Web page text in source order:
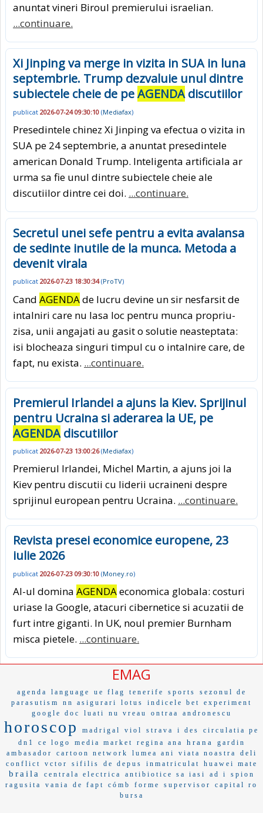
anuntat vineri Biroul premierului israelian.
...continuare.
Xi Jinping va merge in vizita in SUA in luna
septembrie. Trump dezvaluie unul dintre
subiectele cheie de peAGENDAdiscutiilor
publicat 2026-07-24 09:30:10 (Mediafax)
Presedintele chinez Xi Jinping va efectua o vizita in
SUA pe 24 septembrie, a anuntat presedintele
american Donald Trump. Inteligenta artificiala ar
urma sa fie unul dintre subiectele cheie ale
discutiilor dintre cei doi. ...continuare.
Secretul unei sefe pentru a evita avalansa
de sedinte inutile de la munca. Metoda a
devenit virala
publicat 2026-07-23 18:30:34(ProTV)
Cand AGENDAde lucru devine un sir nesfarsit de
intalniri care nu lasa loc pentru munca propriu-
zisa, unii angajati au gasit o solutie neasteptata:
isi blocheaza singuri timpul cu o intalnire care, de
fapt, nu exista. ...continuare.
Premierul Irlandei a ajuns la Kiev. Sprijinul
pentru Ucraina si aderarea la UE, pe
AGENDAdiscutiilor
publicat 2026-07-23 13:00:26(Mediafax)
Premierul Irlandei, Michel Martin, a ajuns joi la
Kiev pentru discutii cu liderii ucraineni despre
sprijinul european pentru Ucraina. ...continuare.
Revista presei economice europene, 23
iulie 2026
publicat 2026-07-23 09:30:10 (Money.ro)
AI-ul domina AGENDAeconomica globala: costuri
uriase la Google, atacuri cibernetice si acuzatii de
furt intre giganti. In UK, noul premier Burnham
misca pietele. ...continuare.
EMAG
agenda language ue flag tenerife sports
sezonul de
parasutism
nn asigurari lotus indicele bet
experiment
google doc
luati nu vreau ontraa andronescu
horoscop madrigal viol strava i des
circulatia pe
dn1
ce logo media market regina ana hrana
gardin
ambasador
cartoon network lumea ani viata noastra
deli
conflict
vctor sifilis de depus inmatriculat huawei mate
braila centrala electrica antibiotice sa iasi ad i
spion
ragusita
vania de fapt cómb forme supervisor
capital ro
bursa